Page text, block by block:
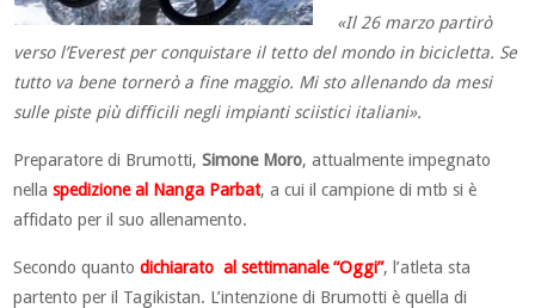
«Il 26 marzo partirò
verso l’Everest per conquistare il tetto del mondo in bicicletta. Se
tutto va bene tornerò a fine maggio. Mi sto allenando da mesi
sulle piste più difficili negli impianti sciistici italiani».
Preparatore di Brumotti,Simone Moro, attualmente impegnato
nellaspedizione al Nanga Parbat, a cui il campione di mtb si è
affidato per il suo allenamento.
Secondo quantodichiarato al settimanale “Oggi”, l’atleta sta
partento per il Tagikistan. L’intenzione di Brumotti è quella di